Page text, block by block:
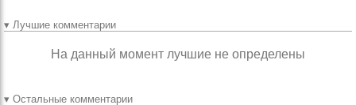
▾ Лучшие комментарии
На данный момент лучшие не определены
▾ Остальные комментарии